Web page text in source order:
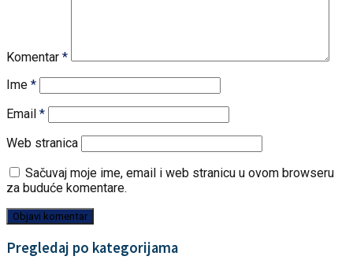
Komentar *
Ime *
Email *
Web stranica
Sačuvaj moje ime, email i web stranicu u ovom browseru
za buduće komentare.
Pregledaj po kategorijama